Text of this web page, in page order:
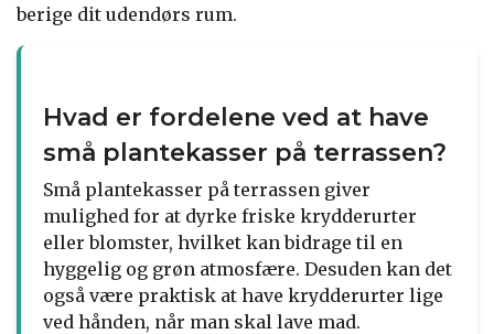
berige dit udendørs rum.
Hvad er fordelene ved at have
små plantekasser på terrassen?
Små plantekasser på terrassen giver
mulighed for at dyrke friske krydderurter
eller blomster, hvilket kan bidrage til en
hyggelig og grøn atmosfære. Desuden kan det
også være praktisk at have krydderurter lige
ved hånden, når man skal lave mad.